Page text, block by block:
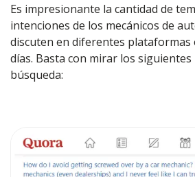
Es impresionante la cantidad de
intenciones de los mecánicos de
discuten en diferentes plataformas
días. Basta con mirar los
búsqueda: